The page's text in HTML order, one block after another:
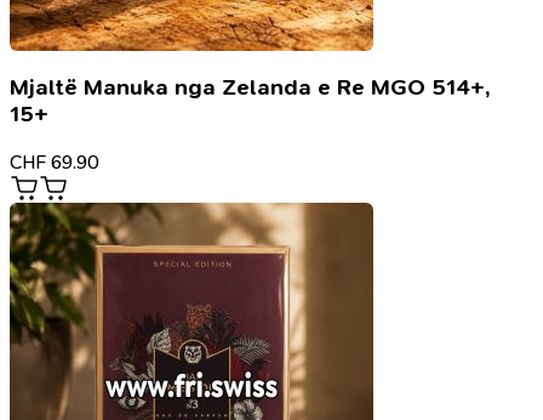
Mjaltë Manuka nga Zelanda e Re MGO 514+,
15+
CHF 69.90